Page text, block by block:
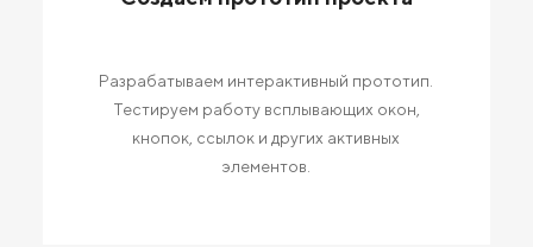
Разрабатываем интерактивный прототип.
Тестируем работу всплывающих окон,
кнопок, ссылок и других активных
элементов.